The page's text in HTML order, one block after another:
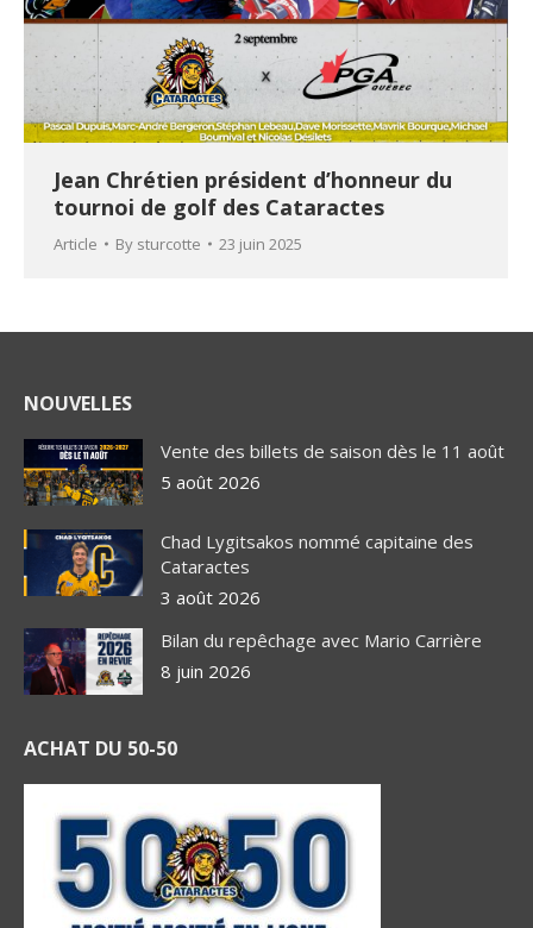
Jean Chrétien président d’honneur du
tournoi de golf des Cataractes
Article By sturcotte 23 juin 2025
NOUVELLES
Vente des billets de saison dès le 11 août
5 août 2026
Chad Lygitsakos nommé capitaine des
Cataractes
3 août 2026
Bilan du repêchage avec Mario Carrière
8 juin 2026
ACHAT DU 50-50